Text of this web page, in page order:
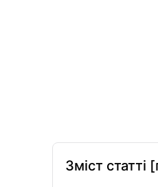
Зміст статті